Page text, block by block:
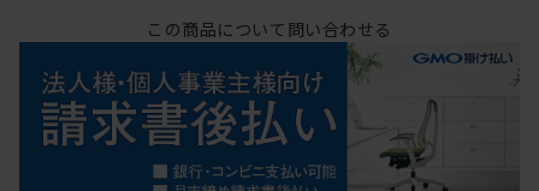
この商品について問い合わせる